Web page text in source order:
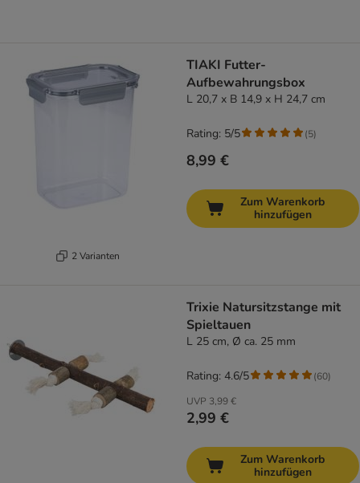
2 Varianten
TIAKI Futter-
Aufbewahrungsbox
L 20,7 x B 14,9 x H 24,7 cm
8,99 €
Rating: 5/5 (5)
Zum Warenkorb
hinzufügen
Trixie Natursitzstange mit
Spieltauen
L 25 cm, Ø ca. 25 mm
UVP 3,99 €
2,99 €
Rating: 4.6/5 (60)
Zum Warenkorb
hinzufügen